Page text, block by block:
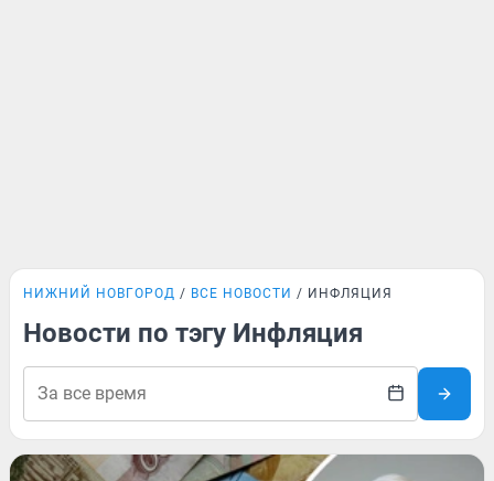
НИЖНИЙ НОВГОРОД ВСЕ НОВОСТИ ИНФЛЯЦИЯ
Новости по тэгу Инфляция